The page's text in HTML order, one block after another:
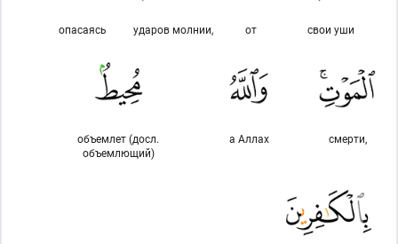
свои уши
от
ударов молнии,
опасаясь
смерти,
а Аллах
объемлет (досл.
объемлющий)